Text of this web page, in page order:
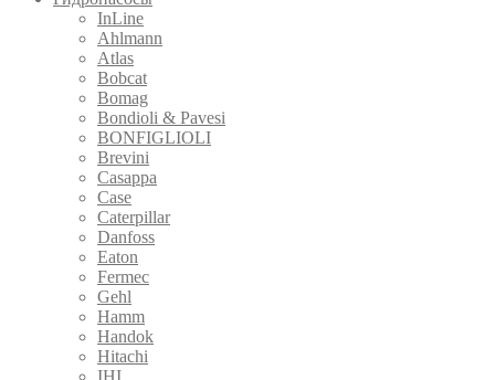
InLine
Ahlmann
Atlas
Bobcat
Bomag
Bondioli & Pavesi
BONFIGLIOLI
Brevini
Casappa
Case
Caterpillar
Danfoss
Eaton
Fermec
Gehl
Hamm
Handok
Hitachi
IHI